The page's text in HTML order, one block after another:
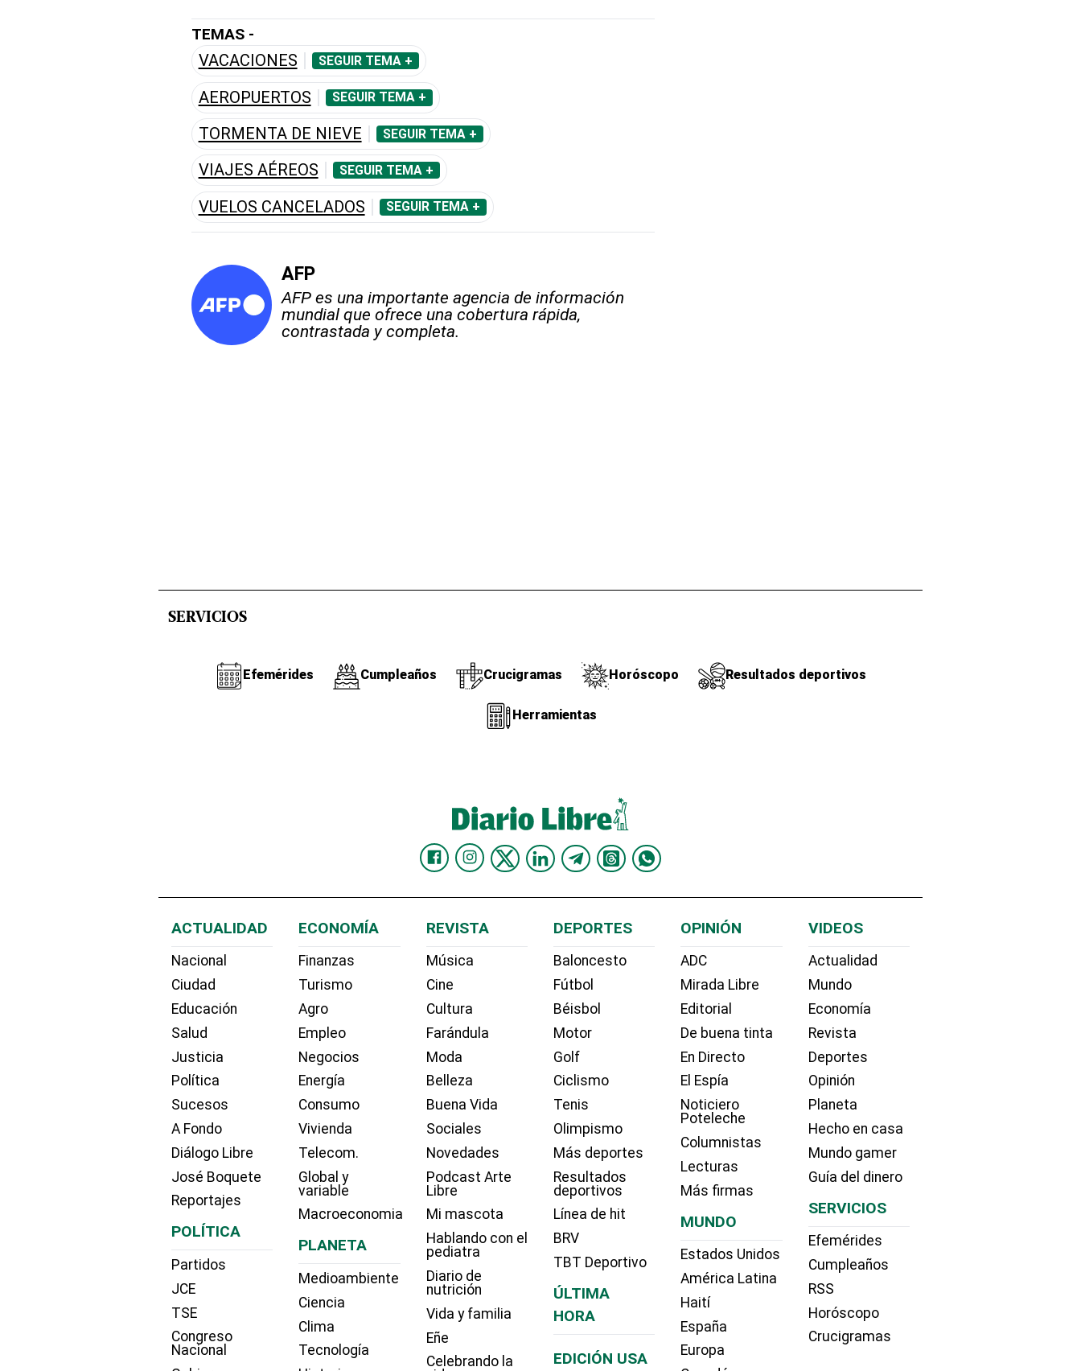
TEMAS -
VACACIONES SEGUIR TEMA +
AEROPUERTOS SEGUIR TEMA +
TORMENTA DE NIEVE SEGUIR TEMA +
VIAJES AÉREOS SEGUIR TEMA +
VUELOS CANCELADOS SEGUIR TEMA +
AFP
AFP es una importante agencia de información
mundial que ofrece una cobertura rápida,
contrastada y completa.
SERVICIOS
Efemérides Cumpleaños Crucigramas Horóscopo Resultados deportivos
Herramientas
ACTUALIDAD
Nacional
Ciudad
Educación
Salud
Justicia
Política
Sucesos
A Fondo
Diálogo Libre
José Boquete
Reportajes
POLÍTICA
Partidos
JCE
TSE
Congreso
Nacional
ECONOMÍA
Finanzas
Turismo
Agro
Empleo
Negocios
Energía
Consumo
Vivienda
Telecom.
Global y
variable
Macroeconomia
PLANETA
Medioambiente
Ciencia
Clima
Tecnología
REVISTA
Música
Cine
Cultura
Farándula
Moda
Belleza
Buena Vida
Sociales
Novedades
Podcast Arte
Libre
Mi mascota
Hablando con el
pediatra
Diario de
nutrición
Vida y familia
Eñe
Celebrando la
DEPORTES
Baloncesto
Fútbol
Béisbol
Motor
Golf
Ciclismo
Tenis
Olimpismo
Más deportes
Resultados
deportivos
Línea de hit
BRV
TBT Deportivo
ÚLTIMA
HORA
EDICIÓN USA
OPINIÓN
ADC
Mirada Libre
Editorial
De buena tinta
En Directo
El Espía
Noticiero
Poteleche
Columnistas
Lecturas
Más firmas
MUNDO
Estados Unidos
América Latina
Haití
España
Europa
VIDEOS
Actualidad
Mundo
Economía
Revista
Deportes
Opinión
Planeta
Hecho en casa
Mundo gamer
Guía del dinero
SERVICIOS
Efemérides
Cumpleaños
RSS
Horóscopo
Crucigramas